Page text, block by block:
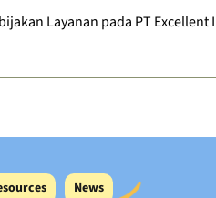
Layanan pada PT
News